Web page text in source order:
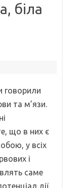
біла
говорили
та м’язи.
що в них є
у всіх
і
саме
дії.